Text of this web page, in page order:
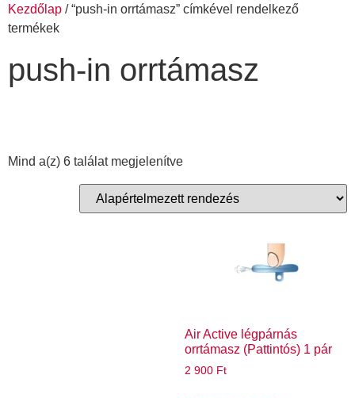
Kezdőlap / “push-in orrtámasz” címkével rendelkező
termékek
push-in orrtámasz
Mind a(z) 6 találat megjelenítve
Air Active légpárnás
orrtámasz (Pattintós) 1 pár
2 900 Ft